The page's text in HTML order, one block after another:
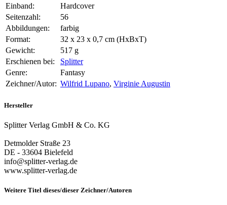
Einband:
Hardcover
Seitenzahl:
56
Abbildungen:
farbig
Format:
32 x 23 x 0,7 cm (HxBxT)
Gewicht:
517 g
Erschienen bei:
Splitter
Genre:
Fantasy
Zeichner/Autor: Wilfrid Lupano, Virginie Augustin
Hersteller
Splitter Verlag GmbH & Co. KG
Detmolder Straße 23
DE - 33604 Bielefeld
info@splitter-verlag.de
www.splitter-verlag.de
Weitere Titel dieses/dieser Zeichner/Autoren